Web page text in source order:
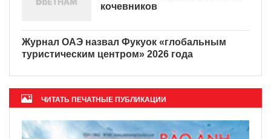
кочевников
Журнал ОАЭ назвал Фукуок «глобальным
туристическим центром» 2026 года
ЧИТАТЬ ПЕЧАТНЫЕ ПУБЛИКАЦИИ